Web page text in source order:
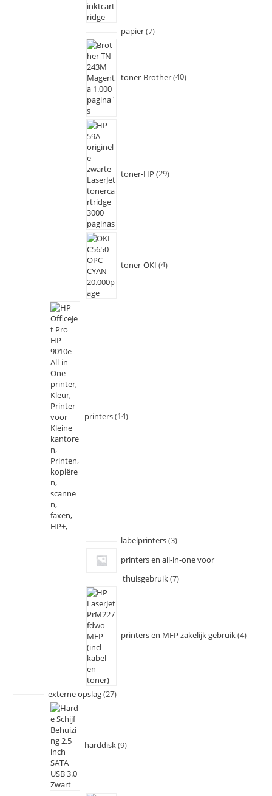
papier 7
toner-Brother 40
toner-HP 29
toner-OKI 4
printers 14
labelprinters 3
printers en all-in-one voor
thuisgebruik 7
printers en MFP zakelijk gebruik 4
externe opslag 27
harddisk 9